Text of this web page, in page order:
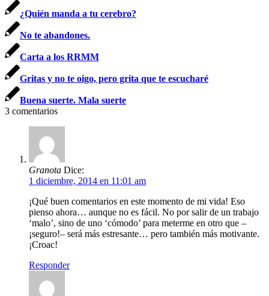
¿Quién manda a tu cerebro?
No te abandones.
Carta a los RRMM
Gritas y no te oigo, pero grita que te escucharé
Buena suerte. Mala suerte
3 comentarios
Granota Dice:
1 diciembre, 2014 en 11:01 am
¡Qué buen comentarios en este momento de mi vida! Eso
pienso ahora… aunque no es fácil. No por salir de un trabajo
‘malo’, sino de uno ‘cómodo’ para meterme en otro que –
¡seguro!– será más estresante… pero también más motivante.
¡Croac!
Responder